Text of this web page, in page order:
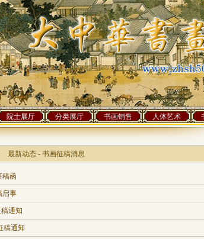
院士展厅 分类展厅 书画销售 人体艺术
最新动态 - 书画征稿消息
稿函
启事
通知
稿通知